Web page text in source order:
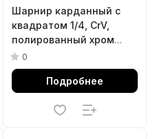
Шарнир карданный с
квадратом 1/4, CrV,
полированный хром
Matrix
0
Подробнее